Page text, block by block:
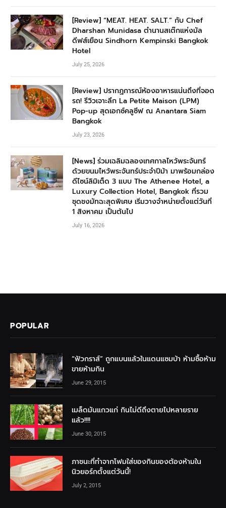
[Review] “MEAT. HEAT. SALT.” กับ Chef
Dharshan Munidasa ตำนานสเต๊กแห่งมัล
ดีฟส์เยือน Sindhorn Kempinski Bangkok
Hotel
July 25, 2026
[Review] ปรากฏการณ์ห้องอาหารแน่นถึงที่จอด
รถ! รีวิวเจาะลึก La Petite Maison (LPM)
Pop-up สุดเอกซ์คลูซีฟ ณ Anantara Siam
Bangkok
July 23, 2026
[News] ร่วมเฉลิมฉลองเทศกาลไหว้พระจันทร์
ด้วยขนมไหว้พระจันทร์ประจำปีม้า มาพร้อมกล่อง
ดีไซน์ลิมิเต็ด 3 แบบ The Athenee Hotel, a
Luxury Collection Hotel, Bangkok ที่รวม
ชุดชงมัทฉะสุดพิเศษ เริ่มวางจำหน่ายตั้งแต่วันที่
1 สิงหาคม เป็นต้นไป
July 16, 2026
POPULAR
“ฟัวกราส์” ถูกแบนแล้วในแดนแซมบ้า ห้ามซื้อห้าม
ขายห้ามกิน
June 29, 2015
เมล็ดมันแกวแก่ กินไม่ดีถึงตายไปหลายราย
แล้ว!!!!
June 30, 2015
ภาชนะที่ทำจากโฟมใส่ของกินของต้องห้ามใน
นิวยอร์กตั้งแต่วันนี้!
July 2, 2015